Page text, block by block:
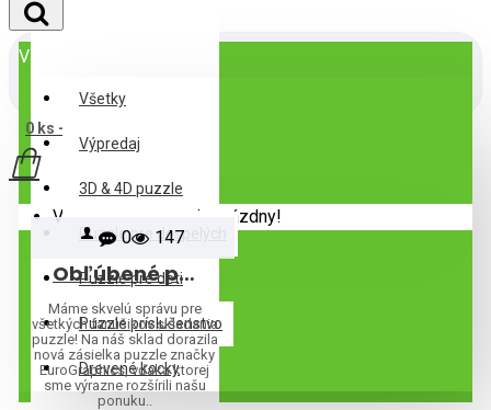
Všetky
Všetky
Výpredaj
3D & 4D puzzle
Puzzle pre dospelých
Puzzle pre deti
Puzzle príslušenstvo
Drevené kocky
0 ks - 0,00€
Váš nákupný košík je prázdny!
0 147
Obľúbené puzzle EuroGraphics sú opäť skladom – a ponuku sme rozšírili o ďalšie motívy!
Máme skvelú správu pre
všetkých fanúšikov skladania
puzzle! Na náš sklad dorazila
nová zásielka puzzle značky
EuroGraphics, vďaka ktorej
sme výrazne rozšírili našu
ponuku..